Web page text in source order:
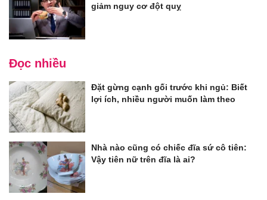
giảm nguy cơ đột quỵ
Đọc nhiều
Đặt gừng cạnh gối trước khi ngủ: Biết
lợi ích, nhiều người muốn làm theo
Nhà nào cũng có chiếc đĩa sứ cô tiên:
Vậy tiên nữ trên đĩa là ai?